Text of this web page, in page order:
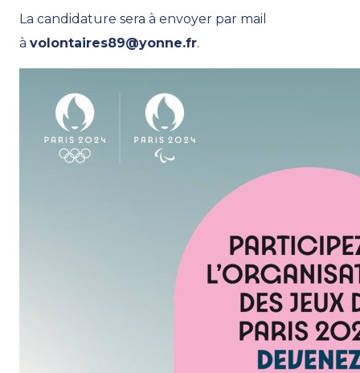
La candidature sera à envoyer par mail
à volontaires89@yonne.fr.